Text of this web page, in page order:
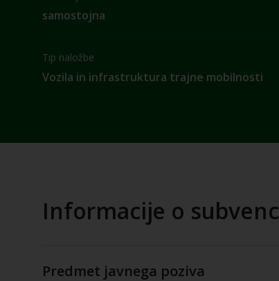
samostojna
Tip naložbe
Vozila in infrastruktura trajne mobilnosti
Informacije o
Predmet javnega poziva